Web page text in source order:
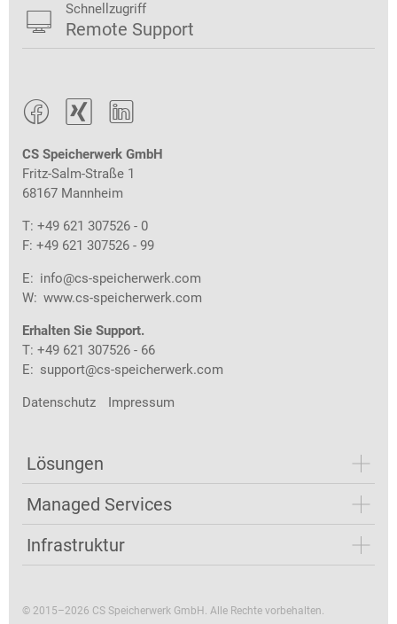
  
CS Speicherwerk GmbH
Fritz-Salm-Straße 1
68167 Mannheim
T: +49 621 307526 - 0
F: +49 621 307526 - 99
E: info@cs-speicherwerk.com
W: www.cs-speicherwerk.com
Erhalten Sie Support.
T: +49 621 307526 - 66
E: support@cs-speicherwerk.com
Datenschutz Impressum
Lösungen
Managed Services
Infrastruktur
 Schnellzugriff
Remote Support
© 2015–2026 CS Speicherwerk GmbH. Alle Rechte vorbehalten.